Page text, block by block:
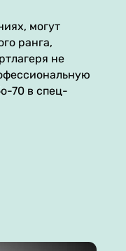
могут
ранга,
не
70 в спец-